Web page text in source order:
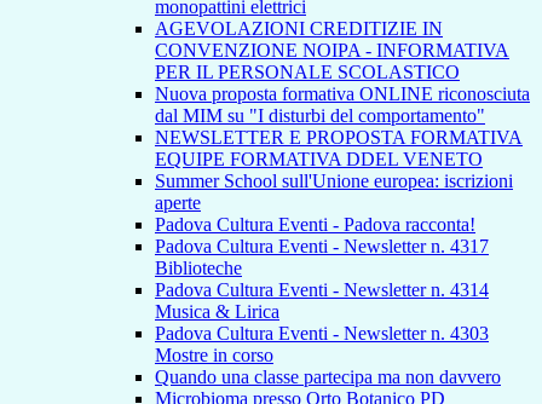
monopattini elettrici
AGEVOLAZIONI CREDITIZIE IN
CONVENZIONE NOIPA - INFORMATIVA
PER IL PERSONALE SCOLASTICO
Nuova proposta formativa ONLINE riconosciuta
dal MIM su "I disturbi del comportamento"
NEWSLETTER E PROPOSTA FORMATIVA
EQUIPE FORMATIVA DDEL VENETO
Summer School sull'Unione europea: iscrizioni
aperte
Padova Cultura Eventi - Padova racconta!
Padova Cultura Eventi - Newsletter n. 4317
Biblioteche
Padova Cultura Eventi - Newsletter n. 4314
Musica & Lirica
Padova Cultura Eventi - Newsletter n. 4303
Mostre in corso
Quando una classe partecipa ma non davvero
Microbioma presso Orto Botanico PD